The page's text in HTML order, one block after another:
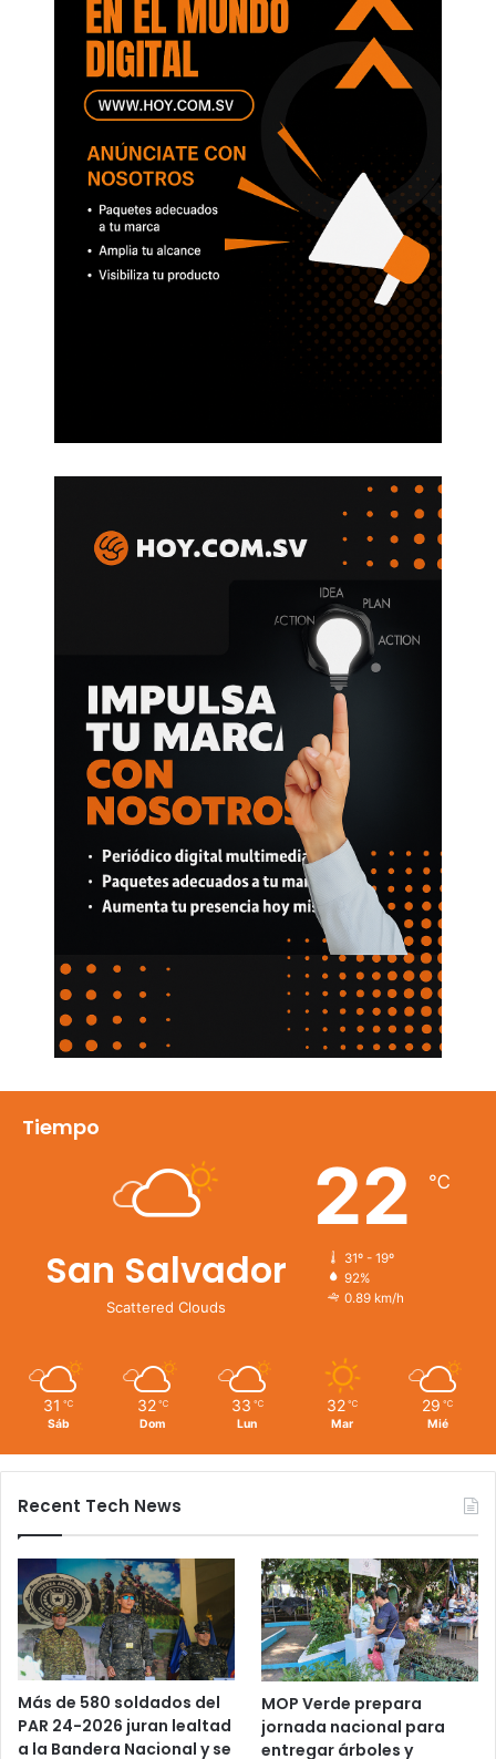
Tiempo
San Salvador
Scattered Clouds
22 ℃
31º - 19º
92%
0.89 km/h
31 ℃
Sáb
32 ℃
Dom
33 ℃
Lun
32 ℃
Mar
29 ℃
Mié
Recent Tech News
Más de 580 soldados del
PAR 24-2026 juran lealtad
a la Bandera Nacional y se
MOP Verde prepara
jornada nacional para
entregar árboles y